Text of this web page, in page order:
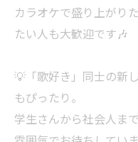
カラオケで盛り上がり
たい人も大歓迎です🎶
💡「歌好き」同士の新
もぴったり。
学生さんから社会人ま